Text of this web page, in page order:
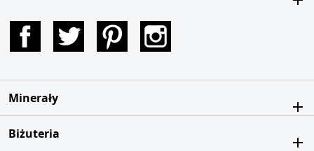
Facebook Twitter Pinterest
Minerały
Biżuteria